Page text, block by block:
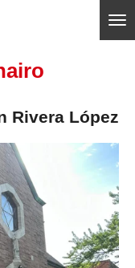
Rivera López